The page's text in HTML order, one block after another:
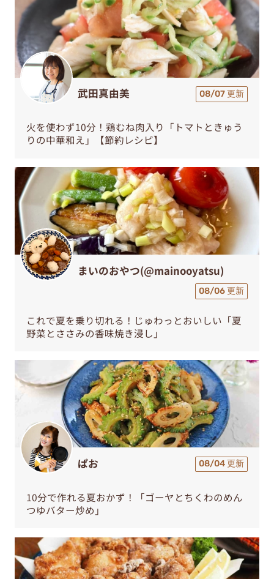
武田真由美 08/07 更新
火を使わず10分！鶏むね肉入り「トマトときゅう
りの中華和え」【節約レシピ】
まいのおやつ(@mainooyatsu)
08/06 更新
これで夏を乗り切れる！じゅわっとおいしい「夏
野菜とささみの香味焼き浸し」
ぱお 08/04 更新
10分で作れる夏おかず！「ゴーヤとちくわのめん
つゆバター炒め」